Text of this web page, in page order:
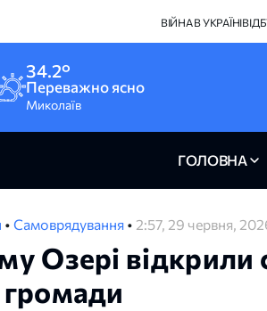
ВІЙНА В УКРАЇНІ
34.2°
Переважно ясно
Миколаїв
ГОЛОВНА
• Самоврядування • 2:57, 29 червня,
Озері відкрили